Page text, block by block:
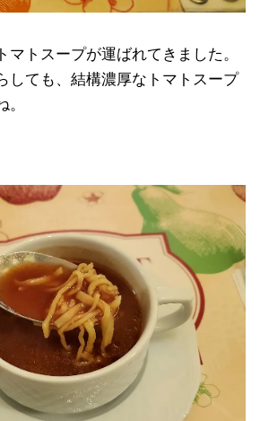
マトスープが運ばれてきました。
しても、結構濃厚なトマトスープ